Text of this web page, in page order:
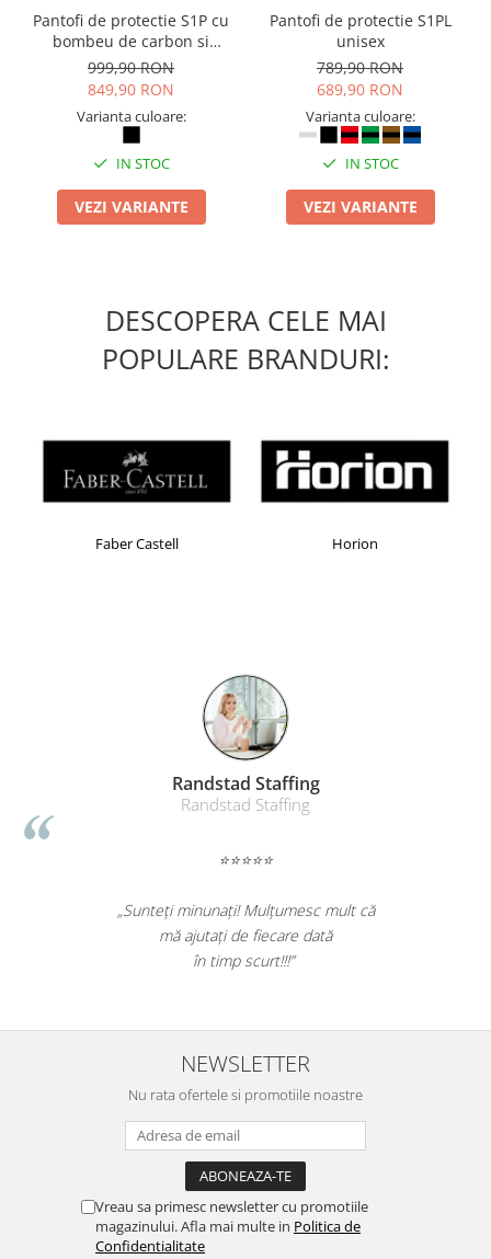
Hanorace
Jachete
Impermeabile
Reflectorizante
Incaltaminte
Incaltaminte de lucru si protectie
Incaltaminte de oras si munte
Accesorii pentru protectia capului
Casti de protectie
Sepci, caciuli si esarfe
Pachete promotionale
Comunicare si prezentare
Ecrane de proiectie
Table magnetice (whiteboard-uri)
Electronice si accesorii tech
Cabluri si conectivitate
Incarcatoare wireless
Incarcatoare cu fir si auto
Ceasuri smart - Smartwatch
Baterii externe - Powerbanks
Pantofi de protectie S1P cu
bombeu de carbon si
inchidere BOAÂ® Fit
999,90 RON
849,90 RON
Varianta culoare:
IN STOC
VEZI VARIANTE
Pantofi de protectie S1PL
unisex
789,90 RON
689,90 RON
Varianta culoare:
IN STOC
VEZI VARIANTE
DESCOPERA CELE MAI
POPULARE BRANDURI:
Faber Castell Horion
Randstad Staffing
Randstad Staffing
⭐⭐⭐⭐⭐
„Sunteți minunați! Mulțumesc mult că
mă ajutați de fiecare dată
în timp scurt!!!”
NEWSLETTER
Nu rata ofertele si promotiile noastre
Vreau sa primesc newsletter cu promotiile
magazinului. Afla mai multe in Politica de
Confidentialitate